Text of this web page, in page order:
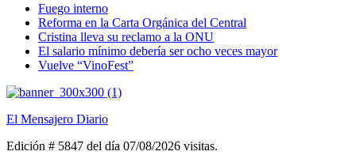
Fuego interno
Reforma en la Carta Orgánica del Central
Cristina lleva su reclamo a la ONU
El salario mínimo debería ser ocho veces mayor
Vuelve “VinoFest”
El Mensajero Diario
Edición # 5847 del día 07/08/2026 visitas.